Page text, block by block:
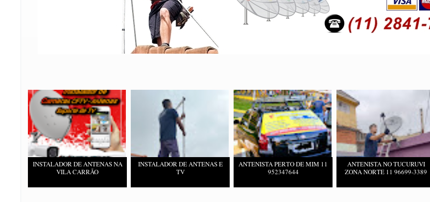
INSTALADOR DE ANTENAS NA
VILA CARRÃO
INSTALADOR DE ANTENAS E
TV
ANTENISTA PERTO DE MIM 11
952347644
ANTENISTA NO TUCURUVI
ZONA NORTE 11 96699-3389